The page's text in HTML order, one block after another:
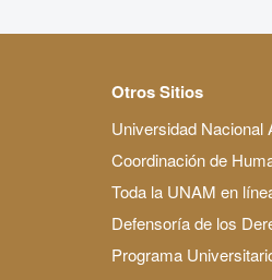
Otros Sitios
Universidad Nacional
Coordinación de
Toda la UNAM en
Defensoría de los
Programa